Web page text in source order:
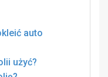
auto
użyć?